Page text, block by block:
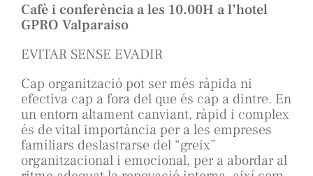
Cafè i conferència a les 10.00H a l’hotel
GPRO Valparaiso
EVITAR SENSE EVADIR
Cap organització pot ser més ràpida ni
efectiva cap a fora del que és cap a dintre. En
un entorn altament canviant, ràpid i complex
és de vital importància per a les empreses
familiars deslastrarse del “greix”
organitzacional i emocional, per a abordar al